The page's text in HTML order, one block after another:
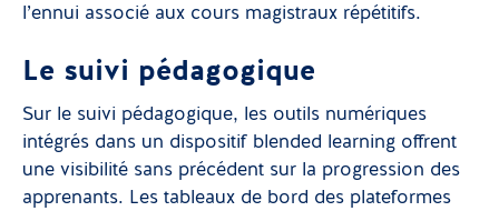
l’ennui associé aux cours magistraux répétitifs.
Le suivi pédagogique
Sur le suivi pédagogique, les outils numériques
intégrés dans un dispositif blended learning offrent
une visibilité sans précédent sur la progression des
apprenants. Les tableaux de bord des plateformes